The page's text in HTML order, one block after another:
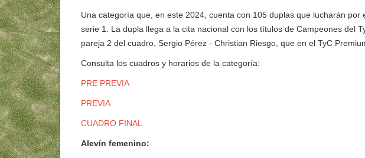
Una categoría que, en este 2024, cuenta con 105 duplas que lucharán
serie 1. La dupla llega a la cita nacional con los títulos de Campeones del
pareja 2 del cuadro, Sergio Pérez - Christian Riesgo, que en el TyC
Consulta los cuadros y horarios de la categoría:
PRE PREVIA
PREVIA
CUADRO FINAL
Alevín femenino: